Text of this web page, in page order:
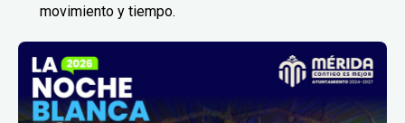
movimiento y tiempo.